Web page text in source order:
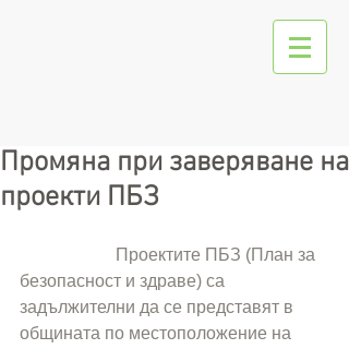
Промяна при заверяване на
проекти ПБЗ
безопасност и здраве) са
задължителни да се представят в
общината по местоположение на